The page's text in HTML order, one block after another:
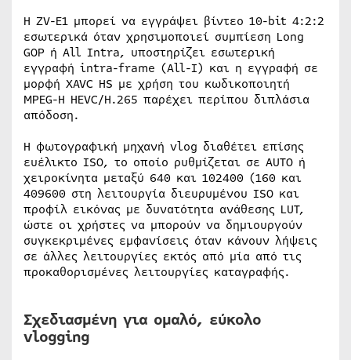
Η ZV-E1 μπορεί να εγγράψει βίντεο 10-bit 4:2:2
εσωτερικά όταν χρησιμοποιεί συμπίεση Long
GOP ή All Intra, υποστηρίζει εσωτερική
εγγραφή intra-frame (All-I) και η εγγραφή σε
μορφή XAVC HS με χρήση του κωδικοποιητή
MPEG-H HEVC/H.265 παρέχει περίπου διπλάσια
απόδοση.
Η φωτογραφική μηχανή vlog διαθέτει επίσης
ευέλικτο ISO, το οποίο ρυθμίζεται σε AUTO ή
χειροκίνητα μεταξύ 640 και 102400 (160 και
409600 στη λειτουργία διευρυμένου ISO και
προφίλ εικόνας με δυνατότητα ανάθεσης LUT,
ώστε οι χρήστες να μπορούν να δημιουργούν
συγκεκριμένες εμφανίσεις όταν κάνουν λήψεις
σε άλλες λειτουργίες εκτός από μία από τις
προκαθορισμένες λειτουργίες καταγραφής.
Σχεδιασμένη για ομαλό, εύκολο
vlogging